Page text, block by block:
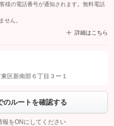
様の電話番号が通知されます。無料電話
せん。
詳細はこちら
追加してから「許可する」ボタンを押
プして問い合わせを
区新南部６丁目３ー１
のルートを確認する
報をONにしてください